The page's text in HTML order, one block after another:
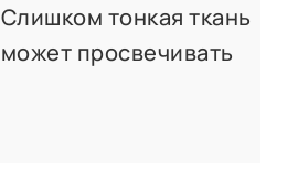
Слишком тонкая ткань
может просвечивать